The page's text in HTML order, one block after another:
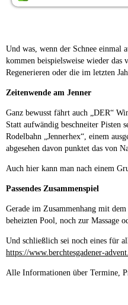
Und was, wenn der Schnee einmal
kommen beispielsweise wieder das
Regenerieren oder die im letzten
Zeitenwende am Jenner
Ganz bewusst fährt auch „DER“
Statt aufwändig beschneiter Pisten
Rodelbahn „Jennerhex“, einem
abgesehen davon punktet das von
Auch hier kann man nach einem
Passendes Zusammenspiel
Gerade im Zusammenhang mit
beheizten Pool, noch zur Massage
Und schließlich sei noch eines für
https://www.berchtesgadener-
Alle Informationen über Termine,